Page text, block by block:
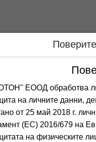
ЕООД обработва
на личните данни,
от 25 май 2018 г.
(ЕС) 2016/679 на
на физическите